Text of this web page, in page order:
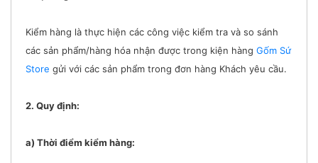
Kiểm hàng là thực hiện các công việc kiểm tra và so sánh
các sản phẩm/hàng hóa nhận được trong kiện hàng Gốm Sứ
Store gửi với các sản phẩm trong đơn hàng Khách yêu cầu.
2. Quy định:
a) Thời điểm kiểm hàng: